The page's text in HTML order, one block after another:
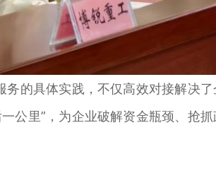
的具体实践，不仅高效对接解决
公里”，为企业破解资金瓶颈、抢